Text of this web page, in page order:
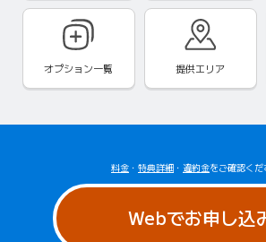
オプション一覧 提供エリア
料金 ・ 特典詳細 ・ 違約金をご確認くだ
Webでお申し込